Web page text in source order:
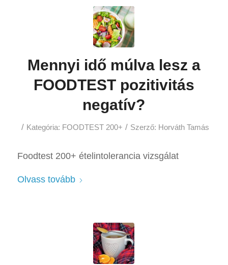
Mennyi idő múlva lesz a
FOODTEST pozitivitás
negatív?
/ Kategória: FOODTEST 200+ / Szerző: Horváth Tamás
Foodtest 200+ ételintolerancia vizsgálat
Olvass tovább